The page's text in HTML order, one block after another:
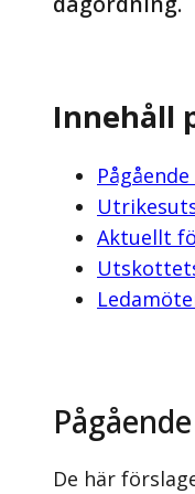
Innehåll
Aktuellt
De här